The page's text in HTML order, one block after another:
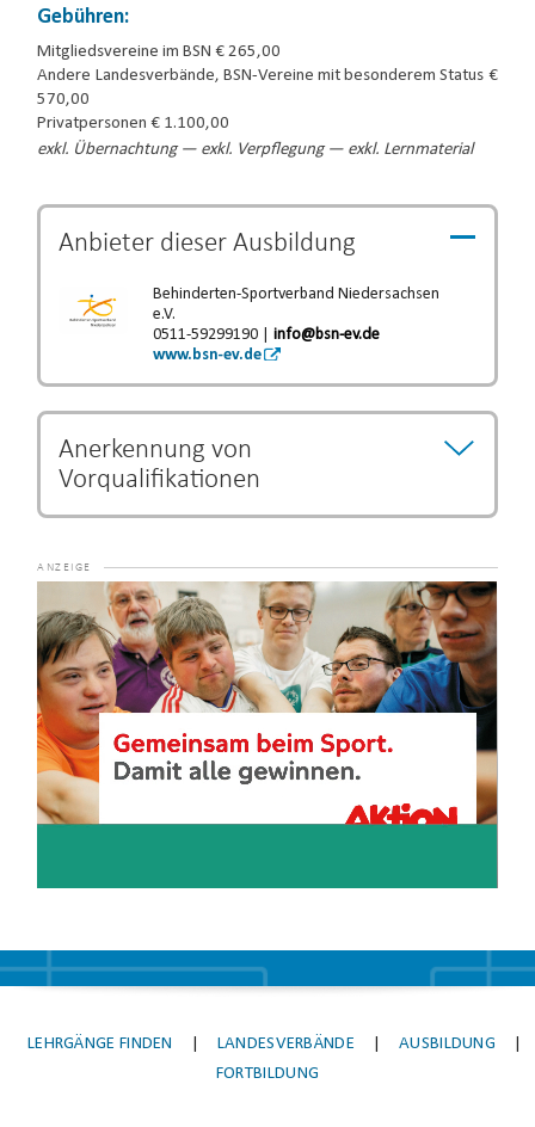
Gebühren:
Mitgliedsvereine im BSN € 265,00
Andere Landesverbände, BSN-Vereine mit besonderem Status €
570,00
Privatpersonen € 1.100,00
exkl. Übernachtung — exkl. Verpflegung — exkl. Lernmaterial
Anbieter dieserAusbildung
Behinderten-Sportverband Niedersachsen
e.V.
0511-59299190 | info@bsn-ev.de
www.bsn-ev.de
Anerkennung von
Vorqualifikationen
der Ausbildungszeit begründen.Die Entscheidung über
eine Verkürzung der Ausbildung unterliegt dem jeweiligen
Lehrgangsanbieter.
Player
LEHRGÄNGE FINDEN LANDESVERBÄNDE AUSBILDUNG
FORTBILDUNG